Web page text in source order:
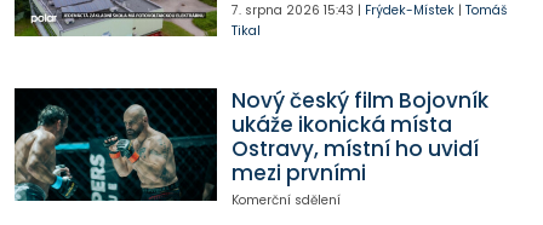
7. srpna 2026 15:43 | Frýdek-Místek| Tomáš
Tikal
Nový český film Bojovník
ukáže ikonická místa
Ostravy, místní ho uvidí
mezi prvními
Komerční sdělení